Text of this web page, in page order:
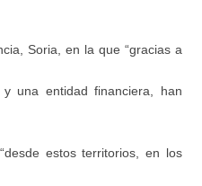
Soria, en la que “gracias a
una entidad financiera, han
estos territorios, en los